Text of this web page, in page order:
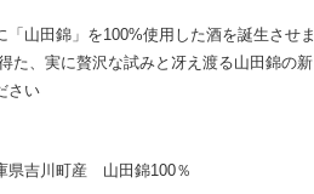
「山田錦」を100%使用した酒を誕生させま
た、実に贅沢な試みと冴え渡る山田錦の新
さい
県吉川町産 山田錦100％